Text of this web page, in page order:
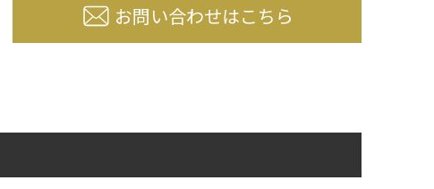
お問い合わせはこちら